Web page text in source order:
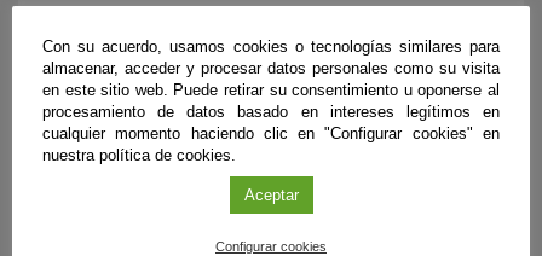
tranvía) o la bicicleta en lugar de ir en coche y así
contribuirás a reducir emisiones
Con su acuerdo, usamos cookies o tecnologías similares para
almacenar, acceder y procesar datos personales como su visita
en este sitio web. Puede retirar su consentimiento u oponerse al
procesamiento de datos basado en intereses legítimos en
cualquier momento haciendo clic en "Configurar cookies" en
nuestra política de cookies.
Aceptar
Configurar cookies